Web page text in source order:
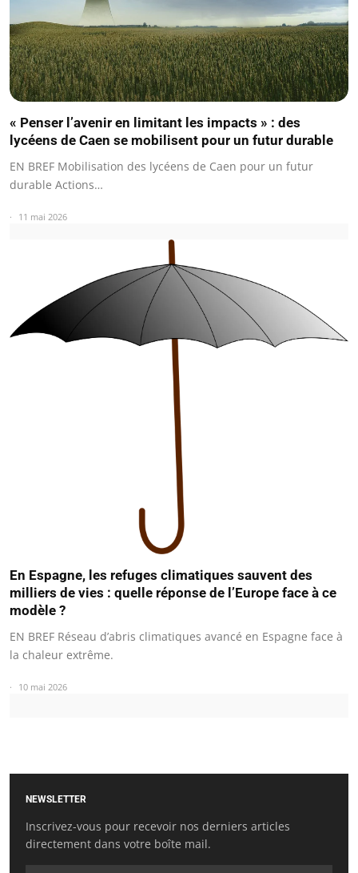
« Penser l’avenir en limitant les impacts » : des
lycéens de Caen se mobilisent pour un futur durable
EN BREF Mobilisation des lycéens de Caen pour un futur
durable Actions…
11 mai 2026
En Espagne, les refuges climatiques sauvent des
milliers de vies : quelle réponse de l’Europe face à ce
modèle ?
EN BREF Réseau d’abris climatiques avancé en Espagne face à
la chaleur extrême.
10 mai 2026
NEWSLETTER
Inscrivez-vous pour recevoir nos derniers articles
directement dans votre boîte mail.